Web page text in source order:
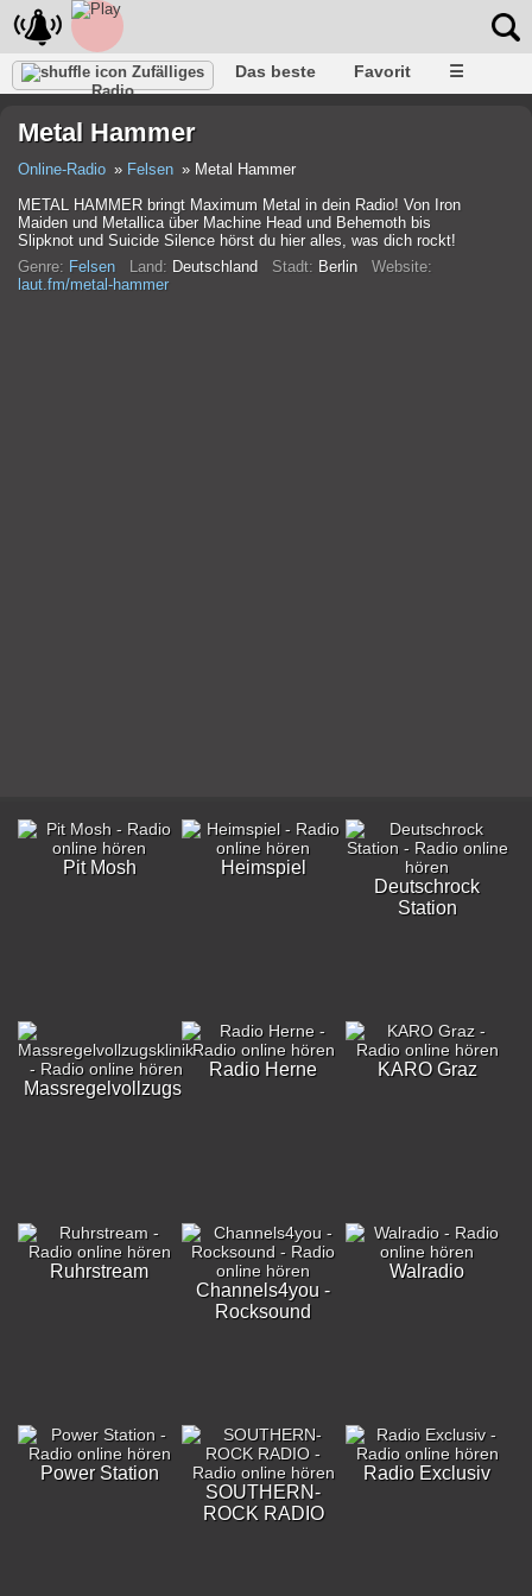
Zufälliges
Radio
Das beste Favorit ☰
Metal Hammer
Online-Radio Felsen
Metal Hammer
METAL HAMMER bringt Maximum Metal in dein Radio! Von Iron
Maiden und Metallica über Machine Head und Behemoth bis
Slipknot und Suicide Silence hörst du hier alles, was dich rockt!
Genre: Felsen Land: Deutschland Stadt: Berlin Website:
laut.fm/metal-hammer
Pit Mosh
Heimspiel
Deutschrock
Station
Massregelvollzugsklinik
Radio Herne KARO Graz
Ruhrstream
Channels4you -
Rocksound
Walradio
Power Station
SOUTHERN-
ROCK RADIO
Radio Exclusiv